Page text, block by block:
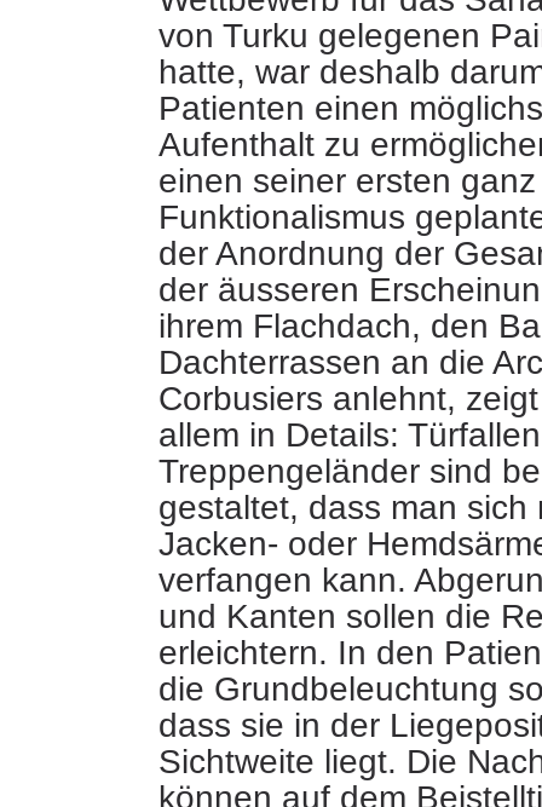
von Turku gelegenen
hatte, war deshalb
Patienten einen
Aufenthalt zu
einen seiner ersten
Funktionalismus
der Anordnung der
der äusseren
ihrem Flachdach, den
Dachterrassen an die
Corbusiers anlehnt,
allem in Details:
Treppengeländer sind
gestaltet, dass man sich
Jacken- oder
verfangen kann.
und Kanten sollen die
erleichtern. In den
die Grundbeleuchtung
dass sie in der
Sichtweite liegt. Die
können auf dem